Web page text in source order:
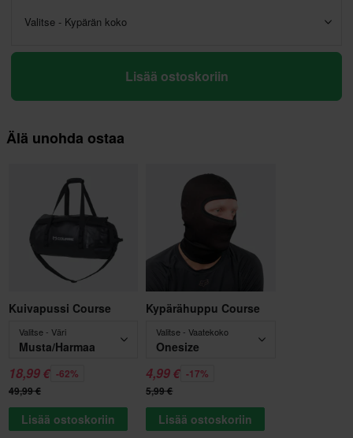
Valitse - Kypärän koko
Lisää ostoskoriin
Älä unohda ostaa
Kuivapussi Course
Valitse - Väri
Musta/Harmaa
18,99 € -62%
49,99 €
Lisää ostoskoriin
Kypärähuppu Course
Valitse - Vaatekoko
Onesize
4,99 € -17%
5,99 €
Lisää ostoskoriin